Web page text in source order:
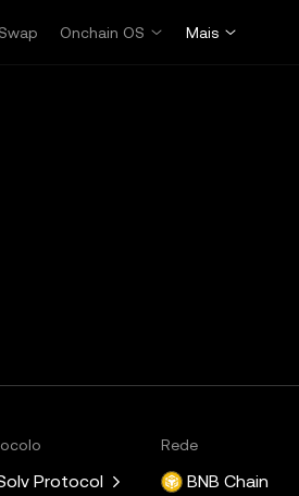
Swap Onchain OS Mais
Protocol
Rede
BNB Chain